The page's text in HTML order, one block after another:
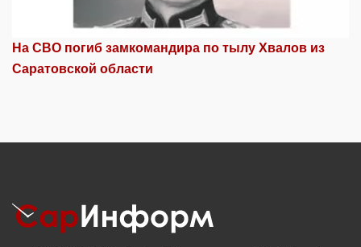
На СВО погиб замкомандира по тылу Хвалов из
Саратовской области